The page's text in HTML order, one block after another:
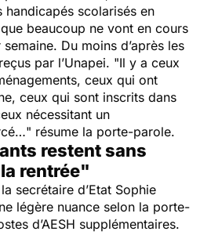
scolarisés en
beaucoup ne vont en cours
Du moins d’après les
par l’Unapei. "Il y a ceux
ceux qui ont
ceux qui sont inscrits dans
nécessitant un
" résume la porte-parole.
restent sans
rentrée"
secrétaire d’Etat Sophie
légère nuance selon la porte-
d’AESH supplémentaires.